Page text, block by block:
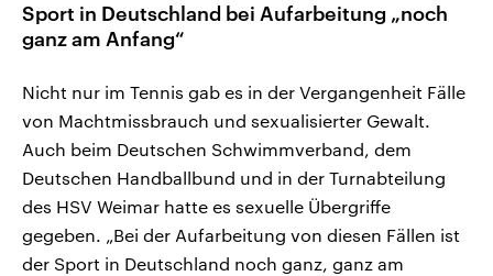
Sport in Deutschland bei Aufarbeitung „noch
ganz am Anfang“
Nicht nur im Tennis gab es in der Vergangenheit Fälle
von Machtmissbrauch und sexualisierter Gewalt.
Auch beim Deutschen Schwimmverband, dem
Deutschen Handballbund und in der Turnabteilung
des HSV Weimar hatte es sexuelle Übergriffe
gegeben. „Bei der Aufarbeitung von diesen Fällen ist
der Sport in Deutschland noch ganz, ganz am